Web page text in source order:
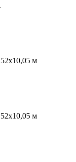
м
м